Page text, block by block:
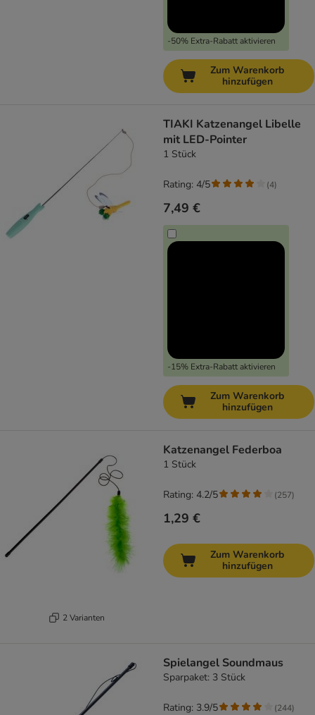
-50% Extra-Rabatt aktivieren
Zum Warenkorb
hinzufügen
TIAKI Katzenangel Libelle
mit LED-Pointer
1 Stück
7,49 €
-15% Extra-Rabatt aktivieren
Rating: 4/5 (4)
Zum Warenkorb
hinzufügen
2 Varianten
Katzenangel Federboa
1 Stück
1,29 €
Rating: 4.2/5 (257)
Zum Warenkorb
hinzufügen
Spielangel Soundmaus
Sparpaket: 3 Stück
Rating: 3.9/5 (244)